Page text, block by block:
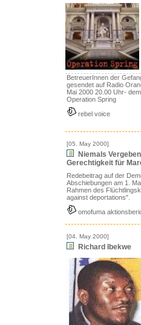
BetreuerInnen der
gesendet auf Radio
Mai 2000 20.00 Uhr-
Operation Spring
rebel voice
[05. May 2000]
Niemals
Gerechtigkeit für
Redebeitrag auf der
Abschiebungen am 1.
Rahmen des
against deportations".
omofuma
[04. May 2000]
Richard Ibekwe